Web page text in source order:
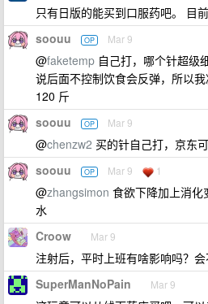
只有日版的能买到口服药吧。 目
soouu OP Mar 9
@faketemp 自己打，哪个针超级
说后面不控制饮食会反弹，所以
120 斤
soouu OP Mar 9
@chenzw2 买的针自己打，京东
soouu OP Mar 9 1
@zhangsimon 食欲下降加上消化
水
Croow Mar 9
注射后，平时上班有啥影响吗？
SuperManNoPain Mar 9